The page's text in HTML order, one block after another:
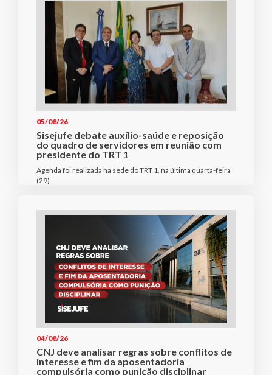
05/08/26
Sisejufe debate auxílio-saúde e reposição
do quadro de servidores em reunião com
presidente do TRT 1
Agenda foi realizada na sede do TRT 1, na última quarta-feira
(29)
04/08/26
CNJ deve analisar regras sobre conflitos de
interesse e fim da aposentadoria
compulsória como punição disciplinar